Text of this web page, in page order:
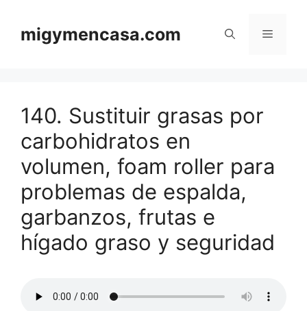
contenido
migymencasa.com Menú
140. Sustituir grasas por
carbohidratos en
volumen, foam roller para
problemas de espalda,
garbanzos, frutas e
hígado graso y seguridad